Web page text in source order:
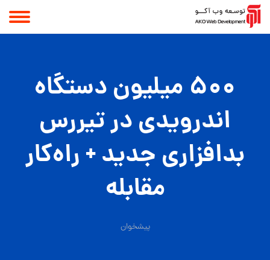
500 میلیون دستگاه
اندرویدی در تیررس
بدافزاری جدید + راه‌کار
مقابله
پیشخوان